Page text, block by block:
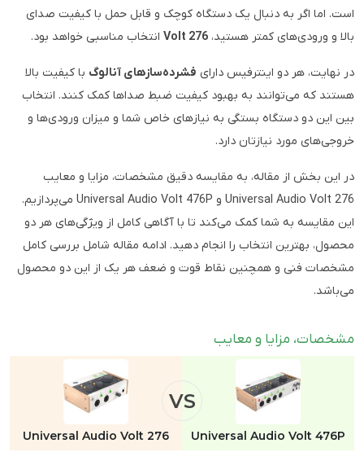
است. اما اگر به دنبال یک دستگاه کوچک و قابل حمل با کیفیت صدای
بالا و ورودی‌های کمتر هستید، Volt 276 انتخاب مناسبی خواهد بود.
در نهایت، هر دو اینترفیس دارای فشرده‌سازهای آنالوگ با کیفیت بالا
هستند که می‌توانند به بهبود کیفیت ضبط صداها کمک کنند. انتخاب
بین این دو دستگاه بستگی به نیازهای خاص شما و میزان ورودی‌ها و
خروجی‌های مورد نیازتان دارد.
در این بخش از مقاله، به مقایسه دقیق مشخصات، مزایا و معایب
Universal Audio Volt 276 و Universal Audio Volt 476P می‌پردازیم.
این مقایسه به شما کمک می‌کند تا با آگاهی کامل از ویژگی‌های هر دو
محصول، بهترین انتخاب را انجام دهید. ادامه مقاله شامل بررسی کامل
مشخصات فنی و همچنین نقاط قوت و ضعف هر یک از این دو محصول
می‌باشد.
مشخصات، مزایا و معایب
VS
Universal Audio Volt 476P
Universal Audio Volt 276